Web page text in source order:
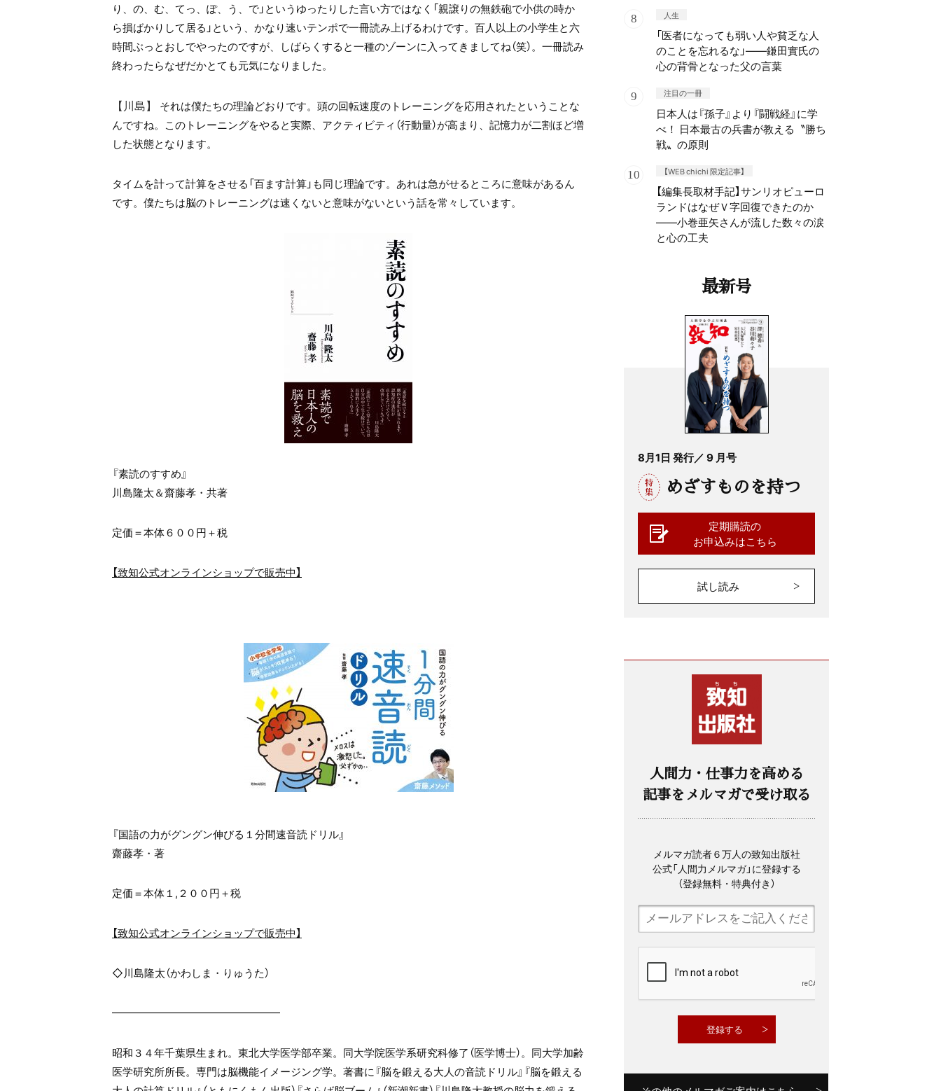
り、の、む、てっ、ぽ、う、で」というゆったりした言い方ではなく「親譲りの無鉄砲で小供の時か
ら損ばかりして居る」という、かなり速いテンポで一冊読み上げるわけです。百人以上の小学生と六
時間ぶっとおしでやったのですが、しばらくすると一種のゾーンに入ってきましてね（笑）。一冊読み
終わったらなぜだかとても元気になりました。
【川島】 それは僕たちの理論どおりです。頭の回転速度のトレーニングを応用されたということな
んですね。このトレーニングをやると実際、アクティビティ（行動量）が高まり、記憶力が二割ほど増
した状態となります。
タイムを計って計算をさせる「百ます計算」も同じ理論です。あれは急がせるところに意味があるん
です。僕たちは脳のトレーニングは速くないと意味がないという話を常々しています。
『素読のすすめ』
川島隆太＆齋藤孝・共著
定価＝本体６００円＋税
【致知公式オンラインショップで販売中】
『国語の力がグングン伸びる１分間速音読ドリル』
齋藤孝・著
定価＝本体１,２００円＋税
【致知公式オンラインショップで販売中】
◇川島隆太（かわしま・りゅうた）
━━━━━━━━━━━━━━━━
昭和３４年千葉県生まれ。東北大学医学部卒業。同大学院医学系研究科修了（医学博士）。同大学加齢
医学研究所所長。専門は脳機能イメージング学。著書に『脳を鍛える大人の音読ドリル』『脳を鍛える
人生
「医者になっても弱い人や貧乏な人
のことを忘れるな」——鎌田實氏の
心の背骨となった父の言葉
注目の一冊
日本人は『孫子』より『闘戦経』に学
べ！ 日本最古の兵書が教える〝勝ち
戦〟の原則
【WEB chichi 限定記事】
【編集長取材手記】サンリオピューロ
ランドはなぜＶ字回復できたのか
——小巻亜矢さんが流した数々の涙
と心の工夫
最新号
8月1日 発行／ 9 月号
めざすものを持つ
定期購読の
お申込みはこちら
試し読み
人間力・仕事力を高める
記事をメルマガで受け取る
メルマガ読者６万人の致知出版社
公式「人間力メルマガ」に登録する
（登録無料・特典付き）